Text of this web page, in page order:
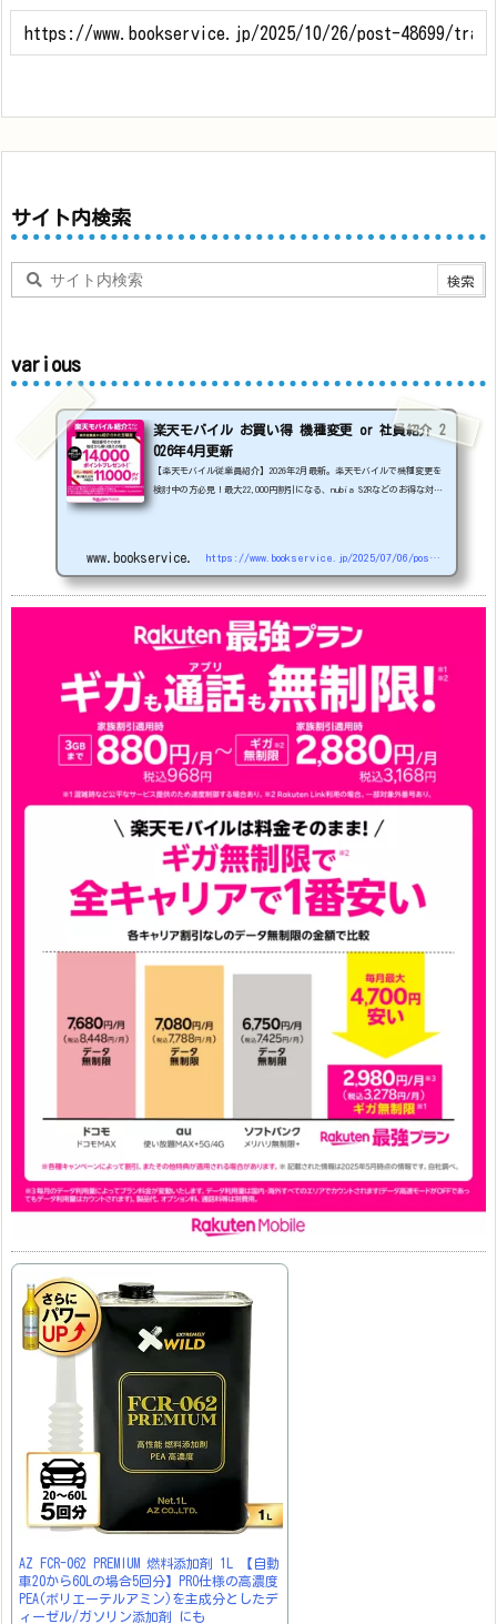
サイト内検索
various
楽天モバイル お買い得 機種変更 or 社員紹介 2
026年4月更新
【楽天モバイル従業員紹介】2026年2月最新。楽天モバイルで機種変更を
検討中の方必見！最大22,000円割引になる、nubia S2Rなどのお得な対象
arrows We2 1円 arrows We2 Plus #1円 値
www.bookservice.jp https://www.bookservice.jp/2025/07/06/post-48181
AZ FCR-062 PREMIUM 燃料添加剤 1L 【自動
車20から60Lの場合5回分】PRO仕様の高濃度
PEA(ポリエーテルアミン)を主成分としたデ
ィーゼル/ガソリン添加剤 にも